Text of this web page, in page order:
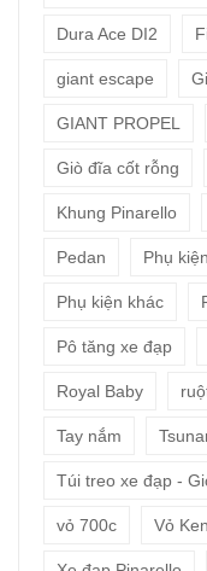
Dura Ace DI2
giant escape
GIANT PROPEL
Giò đĩa cốt rỗng
Khung Pinarello
Pedan Phụ
Phụ kiện khác
Pô tăng xe đạp
Royal Baby
Tay nắm
Túi treo xe đạp -
vỏ 700c Vỏ